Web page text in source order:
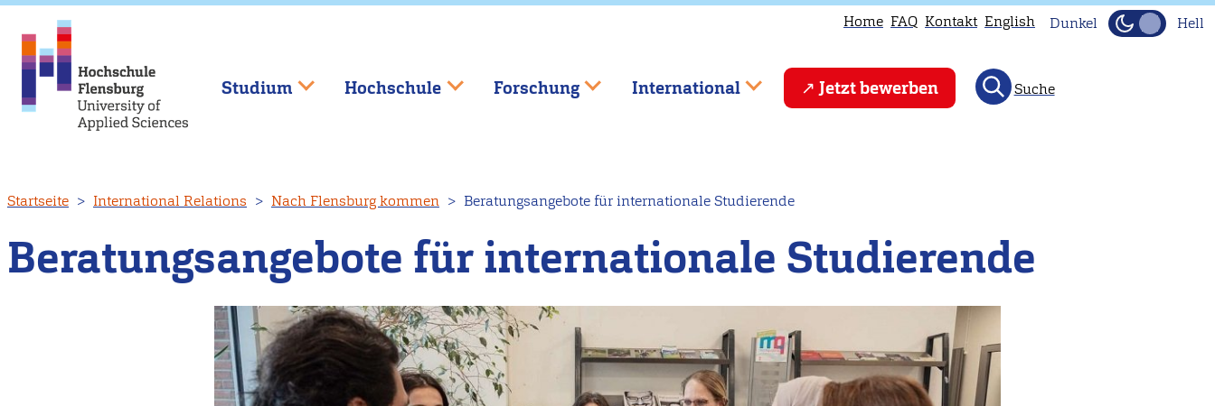
zum
Inhalt
Home FAQ Kontakt English Dunkel Hell
Studium Hochschule Forschung International Jetzt bewerben Suche
Startseite International Relations Nach Flensburg kommen Beratungsangebote für internationale Studierende
Beratungsangebote für internationale Studierende